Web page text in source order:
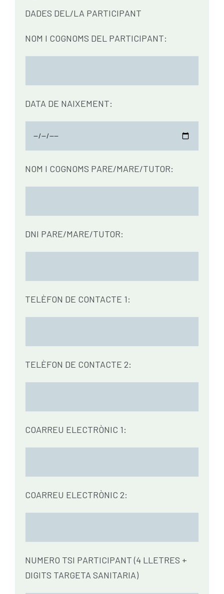
DADES DEL/LA PARTICIPANT
NOM I COGNOMS DEL PARTICIPANT:
DATA DE NAIXEMENT:
NOM I COGNOMS PARE/MARE/TUTOR:
DNI PARE/MARE/TUTOR:
TELÈFON DE CONTACTE 1:
TELÈFON DE CONTACTE 2:
COARREU ELECTRÒNIC 1:
COARREU ELECTRÒNIC 2:
NUMERO TSI PARTICIPANT (4 LLETRES +
DIGITS TARGETA SANITARIA)